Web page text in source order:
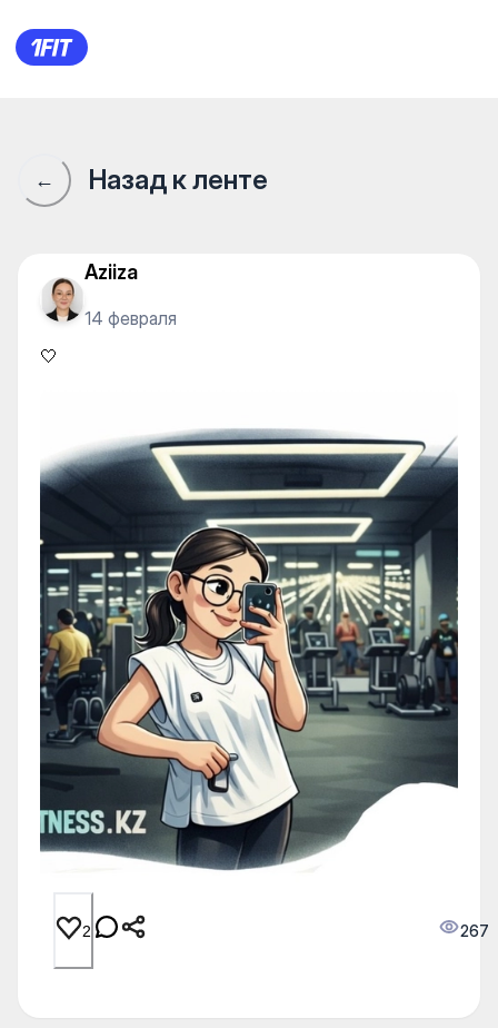
🤍
← Назад к ленте
Aziiza
14 февраля
🤍
2 267